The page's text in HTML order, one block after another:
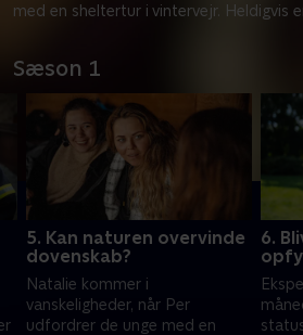
med en sheltertur i vintervejr. Heldigvis
Sæson 1
5. Kan naturen overvinde
dovenskab?
Natalie kommer i
vanskeligheder, når Per
udfordrer de unge med en
6.